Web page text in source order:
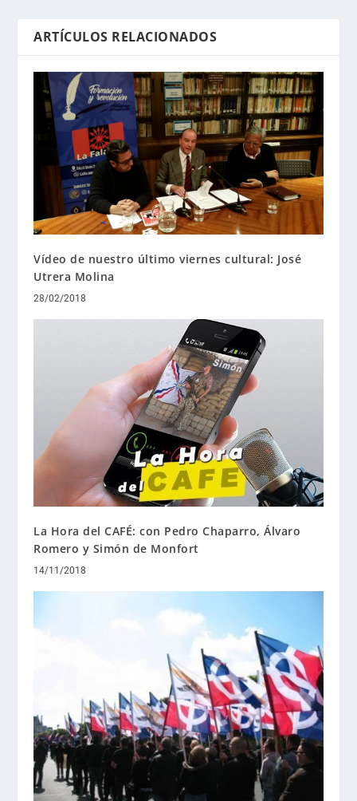
ARTÍCULOS RELACIONADOS
Vídeo de nuestro último viernes cultural: José
Utrera Molina
28/02/2018
La Hora del CAFÉ: con Pedro Chaparro, Álvaro
Romero y Simón de Monfort
14/11/2018